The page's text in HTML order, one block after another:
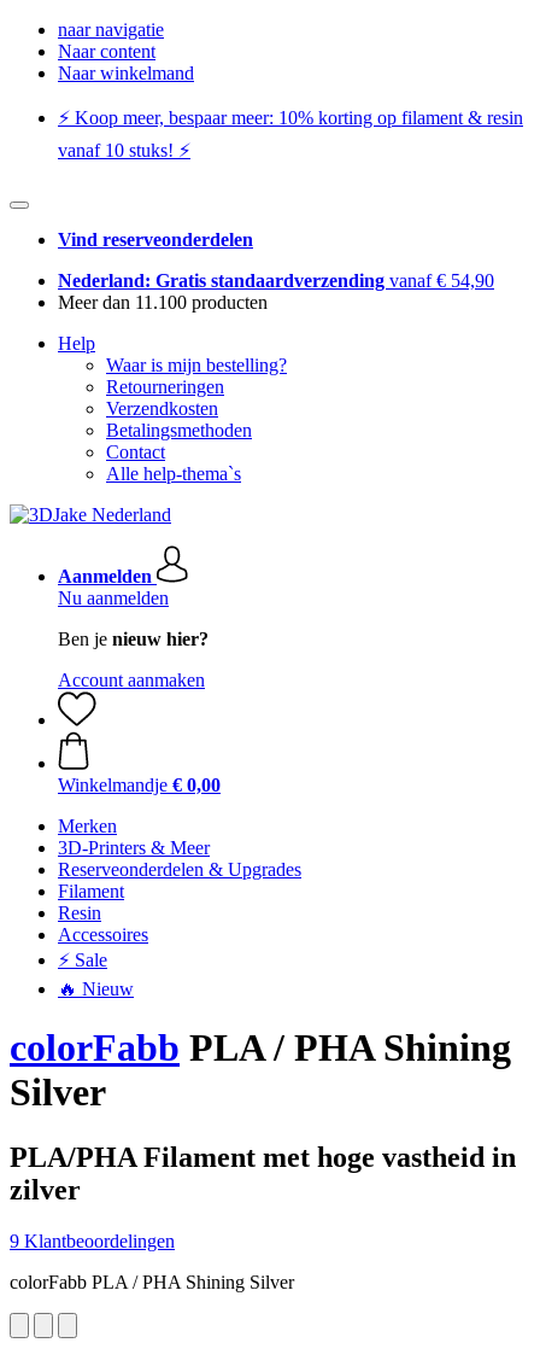
naar navigatie
Naar content
Naar winkelmand
⚡️ Koop meer, bespaar meer: ​​10% korting op filament & resin
vanaf 10 stuks! ⚡️
Vind reserveonderdelen
Nederland: Gratis standaardverzending vanaf € 54,90
Meer dan 11.100 producten
Help
Waar is mijn bestelling?
Retourneringen
Verzendkosten
Betalingsmethoden
Contact
Alle help-thema`s
Aanmelden
Nu aanmelden
Ben je nieuw hier?
Account aanmaken
Winkelmandje € 0,00
Merken
3D-Printers & Meer
Reserveonderdelen & Upgrades
Filament
Resin
Accessoires
⚡ Sale
🔥 Nieuw
colorFabb PLA / PHA Shining
Silver
PLA/PHA Filament met hoge vastheid in
zilver
9 Klantbeoordelingen
colorFabb PLA / PHA Shining Silver